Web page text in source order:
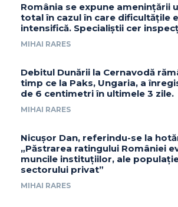
România se expune amenințării
total în cazul în care dificultățile
intensifică. Specialiștii cer
MIHAI RARES
Debitul Dunării la Cernavodă
timp ce la Paks, Ungaria, a
de 6 centimetri în ultimele 3 zile.
MIHAI RARES
Nicușor Dan, referindu-se la
„Păstrarea ratingului României
muncile instituțiilor, ale
sectorului privat”
MIHAI RARES